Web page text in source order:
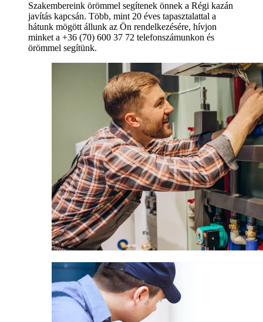
Szakembereink örömmel segítenek önnek a Régi kazán
javítás kapcsán. Több, mint 20 éves tapasztalattal a
hátunk mögött állunk az Ön rendelkezésére, hívjon
minket a +36 (70) 600 37 72 telefonszámunkon és
örömmel segítünk.